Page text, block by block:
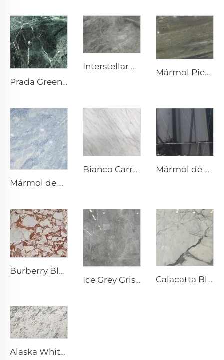
Prada Green Verde Piedra Natural Mármol con Vetas y Patrón Blancos
Interstellar Grey Gris Piedra Natural Mármol con Textura Moteada y Punteados Plateado-Gris
Mármol Piedra Natural Super Verde
Mármol de piedra natural Gris Blanco Cristal Azul con textura gris azulada y manchas brillantes
Bianco Carrara Blanco Piedra Natural Mármol con Venas Grises Claras Mármol de piedra natural Nero Marquina Negro con textura de veta blanca tipo craquelado
Burberry Blanco Piedra Natural Mármol con Patrón Irregular Rojo-Café
Ice Grey Gris Piedra Natural Mármol con Venas de Grietas Blancas Irregulares
Calacatta Blanco Piedra Natural Mármol con Vena y Patrón Gris
Alaska White Blanco Piedra Natural Mármol con Textura Moteada y Fragmentada Gris